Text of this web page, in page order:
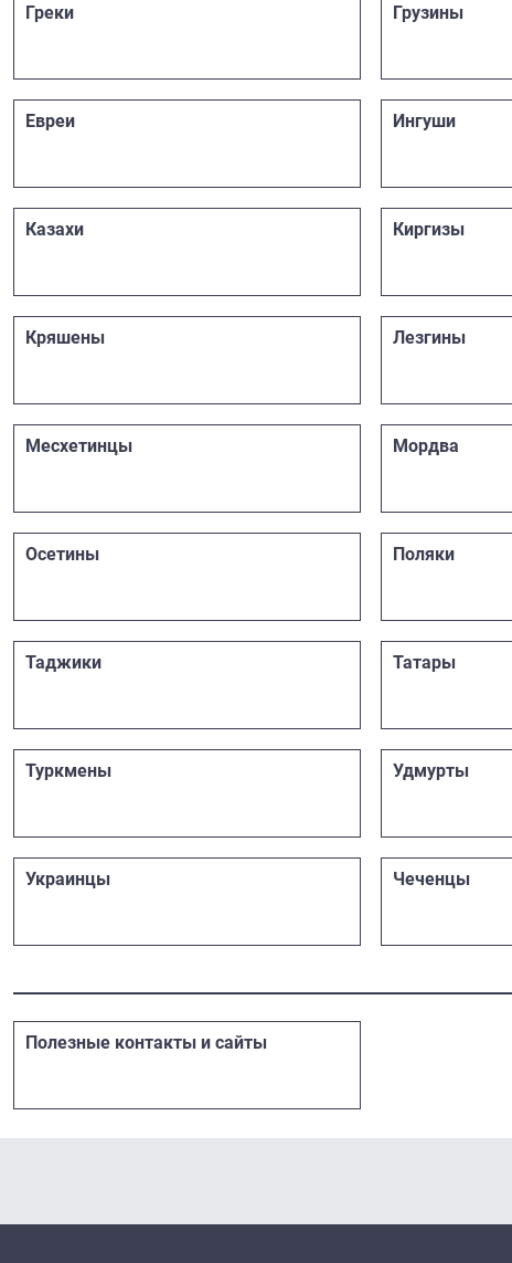
Греки Грузины
Евреи Ингуши
Казахи Киргизы
Кряшены Лезгины
Месхетинцы Мордва
Осетины Поляки
Таджики Татары
Туркмены Удмурты
Украинцы Чеченцы
Полезные контакты и сайты